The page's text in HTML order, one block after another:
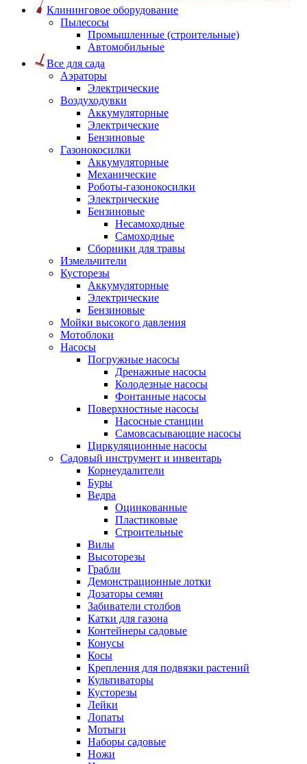
Клининговое оборудование
Пылесосы
Промышленные (строительные)
Автомобильные
Все для сада
Аэраторы
Электрические
Воздуходувки
Аккумуляторные
Электрические
Бензиновые
Газонокосилки
Аккумуляторные
Механические
Роботы-газонокосилки
Электрические
Бензиновые
Несамоходные
Самоходные
Сборники для травы
Измельчители
Кусторезы
Аккумуляторные
Электрические
Бензиновые
Мойки высокого давления
Мотоблоки
Насосы
Погружные насосы
Дренажные насосы
Колодезные насосы
Фонтанные насосы
Поверхностные насосы
Насосные станции
Самовсасывающие насосы
Циркуляционные насосы
Садовый инструмент и инвентарь
Корнеудалители
Буры
Ведра
Оцинкованные
Пластиковые
Строительные
Вилы
Высоторезы
Грабли
Демонстрационные лотки
Дозаторы семян
Забиватели столбов
Катки для газона
Контейнеры садовые
Конусы
Косы
Крепления для подвязки растений
Культиваторы
Кусторезы
Лейки
Лопаты
Мотыги
Наборы садовые
Ножи